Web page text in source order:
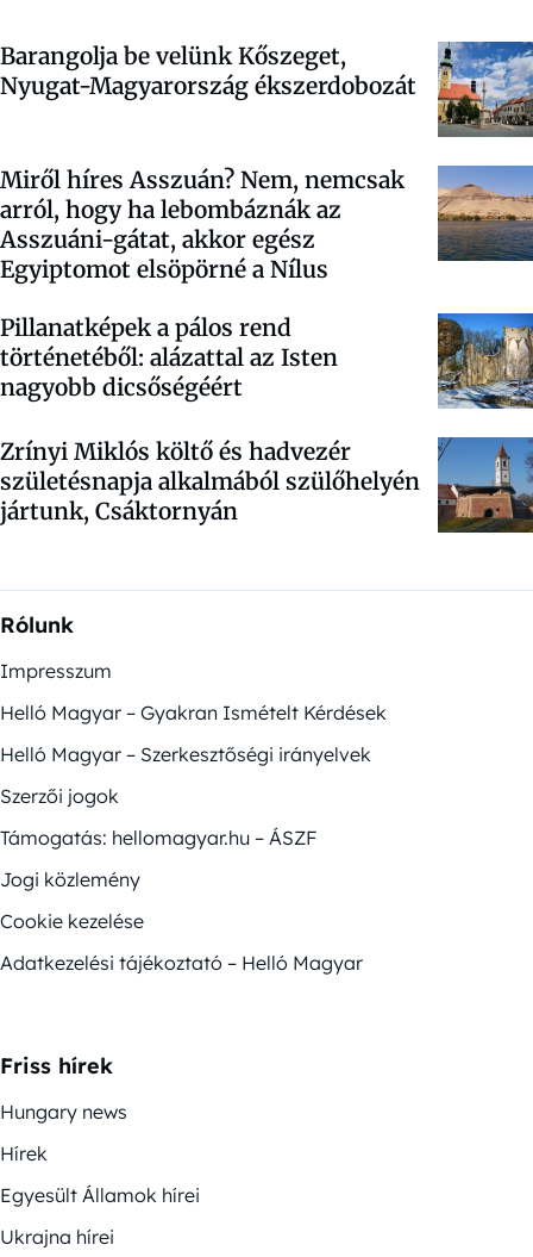
Barangolja be velünk Kőszeget,
Nyugat-Magyarország ékszerdobozát
Miről híres Asszuán? Nem, nemcsak
arról, hogy ha lebombáznák az
Asszuáni-gátat, akkor egész
Egyiptomot elsöpörné a Nílus
Pillanatképek a pálos rend
történetéből: alázattal az Isten
nagyobb dicsőségéért
Zrínyi Miklós költő és hadvezér
születésnapja alkalmából szülőhelyén
jártunk, Csáktornyán
Rólunk
Impresszum
Helló Magyar – Gyakran Ismételt Kérdések
Helló Magyar – Szerkesztőségi irányelvek
Szerzői jogok
Támogatás: hellomagyar.hu – ÁSZF
Jogi közlemény
Cookie kezelése
Adatkezelési tájékoztató – Helló Magyar
Friss hírek
Hungary news
Hírek
Egyesült Államok hírei
Ukrajna hírei